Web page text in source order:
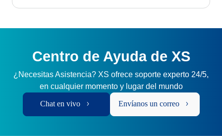
Centro de Ayuda de XS
¿Necesitas Asistencia? XS ofrece soporte experto 24/5,
en cualquier momento y lugar del mundo
Chat en vivo Envíanos un correo